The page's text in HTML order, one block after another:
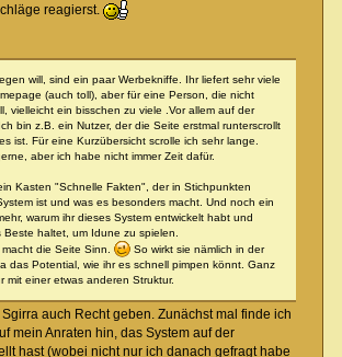
reagierst.
will, sind ein paar Werbekniffe. Ihr liefert sehr viele
(auch toll), aber für eine Person, die nicht
vielleicht ein bisschen zu viele .Vor allem auf der
bin z.B. ein Nutzer, der die Seite erstmal runterscrollt
ist. Für eine Kurzübersicht scrolle ich sehr lange.
aber ich habe nicht immer Zeit dafür.
Kasten "Schnelle Fakten", der in Stichpunkten
ist und was es besonders macht. Und noch ein
warum ihr dieses System entwickelt habt und
Beste haltet, um Idune zu spielen.
die Seite Sinn.
So wirkt sie nämlich in der
das Potential, wie ihr es schnell pimpen könnt. Ganz
mit einer etwas anderen Struktur.
auch Recht geben. Zunächst mal finde ich
mein Anraten hin, das System auf der
hast (wobei nicht nur ich danach gefragt habe